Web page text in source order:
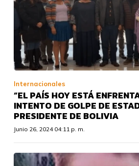
Internacionales
“EL PAÍS HOY ESTÁ
INTENTO DE GOLPE DE
PRESIDENTE DE BOLIVIA
Junio 26, 2024 04:11 p. m.